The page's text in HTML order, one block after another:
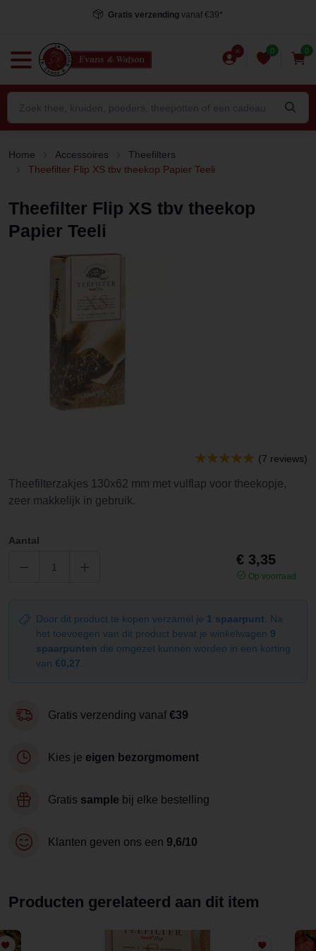
Gratis verzending vanaf €39*
0 0
Home Accessoires
Theefilters
Theefilter Flip XS tbv theekop Papier Teeli
Theefilter Flip XS tbv theekop
Papier Teeli
(7 reviews)
Theefilterzakjes 130x62 mm met vulflap voor theekopje,
zeer makkelijk in gebruik.
Aantal
€ 3,35
Op voorraad
Door dit product te kopen verzamel je 1 spaarpunt . Na
het toevoegen van dit product bevat je winkelwagen 9
spaarpunten die omgezet kunnen worden in een korting
van €0,27
Gratis verzending vanaf €39
Kies je eigen bezorgmoment
Gratis sample bij elke bestelling
Klanten geven ons een 9,6/10
Producten gerelateerd aan dit item